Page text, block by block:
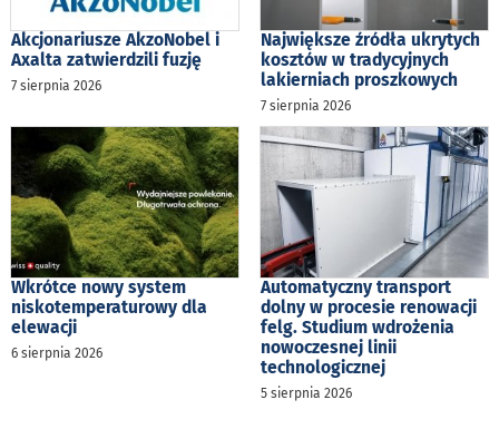
Akcjonariusze AkzoNobel i
Axalta zatwierdzili fuzję
7 sierpnia 2026
Największe źródła ukrytych
kosztów w tradycyjnych
lakierniach proszkowych
7 sierpnia 2026
Wkrótce nowy system
niskotemperaturowy dla
elewacji
6 sierpnia 2026
Automatyczny transport
dolny w procesie renowacji
felg. Studium wdrożenia
nowoczesnej linii
technologicznej
5 sierpnia 2026